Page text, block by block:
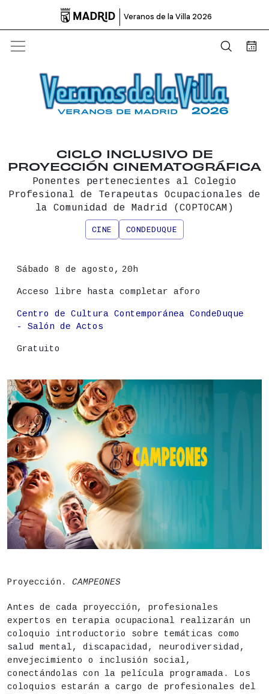
 Veranos de la Villa 2026
Abrir
CICLO INCLUSIVO DE
PROYECCIÓN CINEMATOGRÁFICA
Ponentes pertenecientes al Colegio
Profesional de Terapeutas Ocupacionales de
la Comunidad de Madrid (COPTOCAM)
CINE
CONDEDUQUE
Información principal del
Fecha
Sábado 8 de agosto, 20h
Acceso libre hasta completar aforo
Lugar
Centro de Cultura Contemporánea CondeDuque
- Salón de Actos
Precio
Gratuito
Centro de Cultura Contemporánea CondeDuque -
Precio
Gratuito
Proyección. CAMPEONES
Antes de cada proyección, profesionales
expertos en terapia ocupacional realizarán un
coloquio introductorio sobre temáticas como
salud mental, discapacidad, neurodiversidad,
envejecimiento o inclusión social,
conectándolas con la película programada. Los
coloquios estarán a cargo de profesionales del